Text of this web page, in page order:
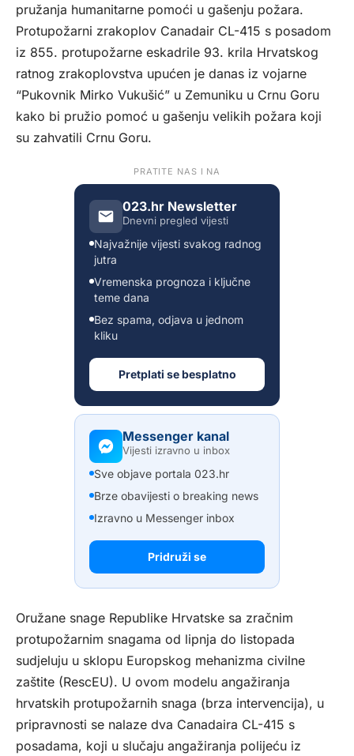
pružanja humanitarne pomoći u gašenju požara.
Protupožarni zrakoplov Canadair CL-415 s posadom
iz 855. protupožarne eskadrile 93. krila Hrvatskog
ratnog zrakoplovstva upućen je danas iz vojarne
“Pukovnik Mirko Vukušić” u Zemuniku u Crnu Goru
kako bi pružio pomoć u gašenju velikih požara koji
su zahvatili Crnu Goru.
PRATITE NAS I NA
023.hr Newsletter
Dnevni pregled vijesti
Najvažnije vijesti svakog radnog
jutra
Vremenska prognoza i ključne
teme dana
Bez spama, odjava u jednom
kliku
Pretplati se besplatno
Messenger kanal
Vijesti izravno u inbox
Sve objave portala 023.hr
Brze obavijesti o breaking news
Izravno u Messenger inbox
Pridruži se
Oružane snage Republike Hrvatske sa zračnim
protupožarnim snagama od lipnja do listopada
sudjeluju u sklopu Europskog mehanizma civilne
zaštite (RescEU). U ovom modelu angažiranja
hrvatskih protupožarnih snaga (brza intervencija), u
pripravnosti se nalaze dva Canadaira CL-415 s
posadama, koji u slučaju angažiranja polijeću iz